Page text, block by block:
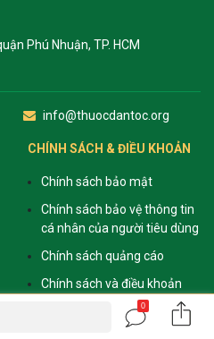
0
Phú Nhuận, TP. HCM
info@thuocdantoc.org
CHÍNH SÁCH & ĐIỀU KHOẢN
Chính sách bảo mật
Chính sách bảo vệ thông tin
cá nhân của người tiêu dùng
Chính sách quảng cáo
Chính sách và điều khoản
Chính sách vận chuyển
ĐẶT LỊCH KHÁM